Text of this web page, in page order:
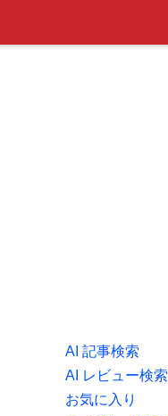
AI 記事検索
AI レビュー検索
お気に入り